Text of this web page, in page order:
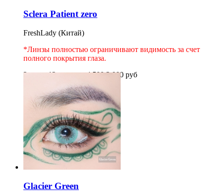
Sclera Patient zero
FreshLady (Китай)
*Линзы полностью ограничивают видимость за счет
полного покрытия глаза.
2шт на 12 месяцев 4 500 3 000 руб
Glacier Green